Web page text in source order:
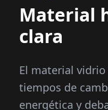
Material
clara
El material
tiempos de
energética y